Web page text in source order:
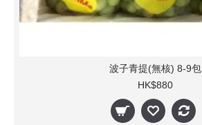
波子青提(無核) 8-9包
HK$880